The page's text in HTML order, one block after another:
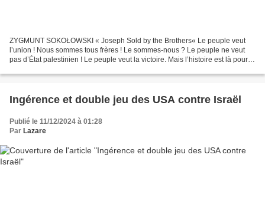
ZYGMUNT SOKOŁOWSKI « Joseph Sold by the Brothers« Le peuple veut
l’union ! Nous sommes tous frères ! Le sommes-nous ? Le peuple ne veut
pas d’État palestinien ! Le peuple veut la victoire. Mais l’histoire est là pour
Ingérence et double jeu des USA contre Israël
Publié le 11/12/2024 à 01:28
Par Lazare